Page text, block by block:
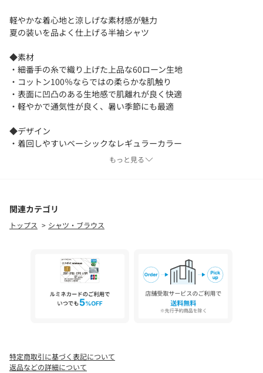
軽やかな着心地と涼しげな素材感が魅力
夏の装いを品よく仕上げる半袖シャツ
◆素材
・細番手の糸で織り上げた上品な60ローン生地
・コットン100％ならではの柔らかな肌触り
・表面に凹凸のある生地感で肌離れが良く快適
・軽やかで通気性が良く、暑い季節にも最適
◆デザイン
・着回しやすいベーシックなレギュラーカラー
・程よくゆとりを持たせたリラックスシルエット
◆表記カラー…DANTON公式カラー名
・ブルー…BLUE
◆DANTON公式品番
#DT-B0434 UKK
の工場を設立し、ワークウェアブランド「DANTON」をスター
ト。カバーオールやブルゾンなどのワークウェアからガーデニン
もっと見る
関連カテゴリ
トップス シャツ・ブラウス
特定商取引に基づく表記について
返品などの詳細について